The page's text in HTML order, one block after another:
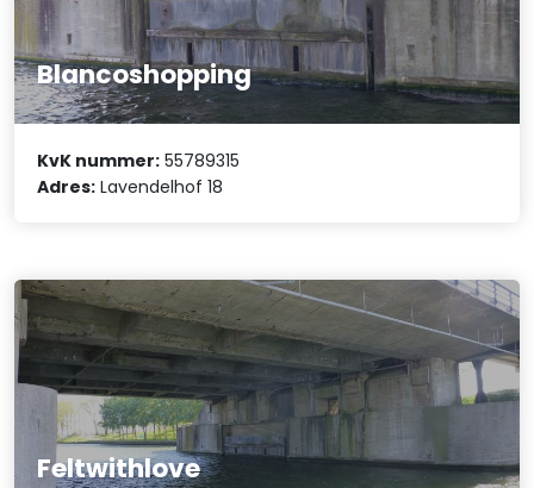
Blancoshopping
KvK nummer: 55789315
Adres: Lavendelhof 18
Feltwithlove